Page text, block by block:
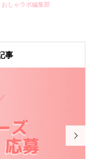
おしゃラボ編集部
事
